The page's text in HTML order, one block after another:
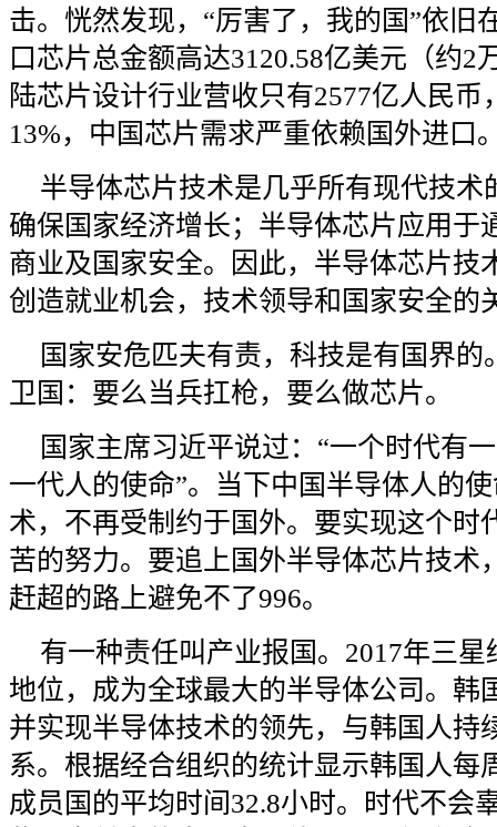
击。恍然发现，“厉害了，我的国”依旧
口芯片总金额高达3120.58亿美元（约2
陆芯片设计行业营收只有2577亿人民
13%，中国芯片需求严重依赖国外进口
半导体芯片技术是几乎所有现代技术
确保国家经济增长；半导体芯片应用于
商业及国家安全。因此，半导体芯片技
创造就业机会，技术领导和国家安全的
国家安危匹夫有责，科技是有国界
卫国：要么当兵扛枪，要么做芯片。
国家主席习近平说过：“一个时代有
一代人的使命”。当下中国半导体人的
术，不再受制约于国外。要实现这个时
苦的努力。要追上国外半导体芯片技术
赶超的路上避免不了996。
有一种责任叫产业报国。2017年三
地位，成为全球最大的半导体公司。韩
并实现半导体技术的领先，与韩国人持
系。根据经合组织的统计显示韩国人每
成员国的平均时间32.8小时。时代不会